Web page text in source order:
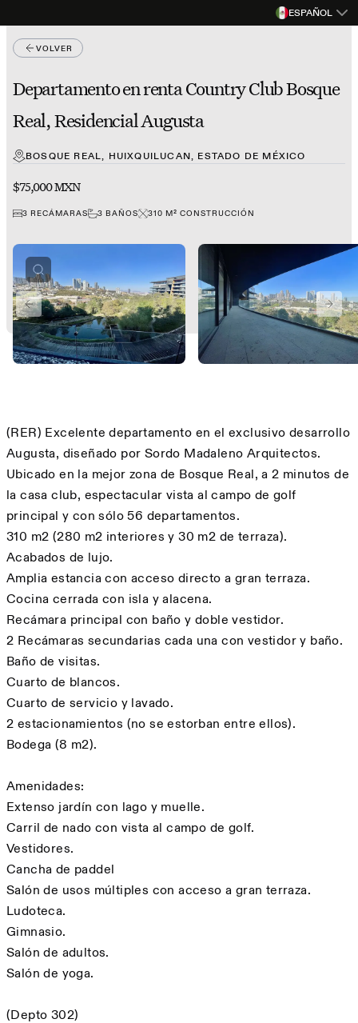
ESPAÑOL
VOLVER
Departamento en renta Country Club Bosque
Real, Residencial Augusta
BOSQUE REAL, HUIXQUILUCAN, ESTADO DE MÉXICO
$75,000 MXN
3 RECÁMARAS 3 BAÑOS 310 M² CONSTRUCCIÓN
PREVIOUS SLIDE
Descripción
(RER) Excelente departamento en el exclusivo desarrollo
Augusta, diseñado por Sordo Madaleno Arquitectos.
Ubicado en la mejor zona de Bosque Real, a 2 minutos de
la casa club, espectacular vista al campo de golf
principal y con sólo 56 departamentos.
310 m2 (280 m2 interiores y 30 m2 de terraza).
Acabados de lujo.
Amplia estancia con acceso directo a gran terraza.
Cocina cerrada con isla y alacena.
Recámara principal con baño y doble vestidor.
2 Recámaras secundarias cada una con vestidor y baño.
Baño de visitas.
Cuarto de blancos.
Cuarto de servicio y lavado.
2 estacionamientos (no se estorban entre ellos).
Bodega (8 m2).
Amenidades:
Extenso jardín con lago y muelle.
Carril de nado con vista al campo de golf.
Vestidores.
Cancha de paddel
Salón de usos múltiples con acceso a gran terraza.
Ludoteca.
Gimnasio.
Salón de adultos.
Salón de yoga.
(Depto 302)